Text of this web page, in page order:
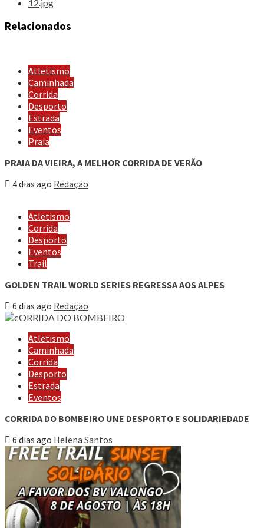
Relacionados
Atletismo
Caminhada
Corrida
Desporto
Estrada
Eventos
Praia
PRAIA DA VIEIRA, A MELHOR CORRIDA DE VERÃO
4 dias ago Redação
Atletismo
Corrida
Desporto
Eventos
Trail
GOLDEN TRAIL WORLD SERIES REGRESSA AOS ALPES
6 dias ago Redação
Atletismo
Caminhada
Corrida
Desporto
Estrada
Eventos
CORRIDA DO BOMBEIRO UNE DESPORTO E SOLIDARIEDADE
6 dias ago Helena Santos